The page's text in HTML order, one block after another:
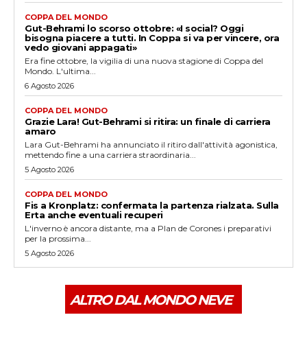
COPPA DEL MONDO
Gut-Behrami lo scorso ottobre: «I social? Oggi
bisogna piacere a tutti. In Coppa si va per vincere, ora
vedo giovani appagati»
Era fine ottobre, la vigilia di una nuova stagione di Coppa del
Mondo. L'ultima...
6 Agosto 2026
COPPA DEL MONDO
Grazie Lara! Gut-Behrami si ritira: un finale di carriera
amaro
Lara Gut-Behrami ha annunciato il ritiro dall'attività agonistica,
mettendo fine a una carriera straordinaria...
5 Agosto 2026
COPPA DEL MONDO
Fis a Kronplatz: confermata la partenza rialzata. Sulla
Erta anche eventuali recuperi
L'inverno è ancora distante, ma a Plan de Corones i preparativi
per la prossima...
5 Agosto 2026
ALTRO DAL MONDO NEVE